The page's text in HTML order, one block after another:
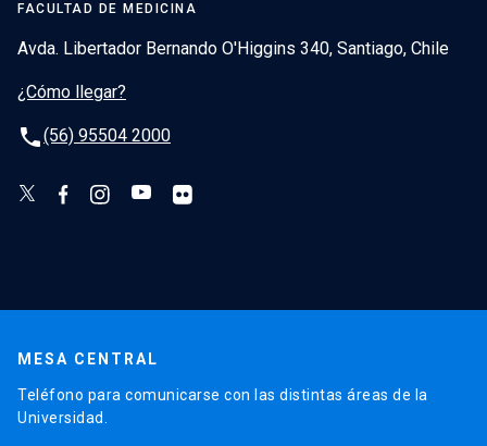
FACULTAD DE MEDICINA
Avda. Libertador Bernando O'Higgins 340, Santiago, Chile
¿Cómo llegar?
phone(56) 95504 2000
MESA CENTRAL
Teléfono para comunicarse con las distintas áreas de la
Universidad.